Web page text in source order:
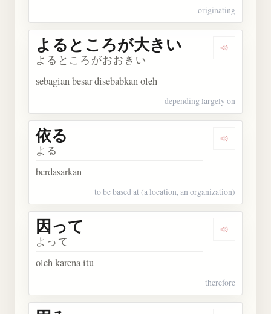
originating
Dengarkan
よるところが大きい
よるところがおおきい
sebagian besar disebabkan oleh
depending largely on
Dengarkan
依る
よる
berdasarkan
to be based at (a location, an organization)
Dengarkan
因って
よって
oleh karena itu
therefore